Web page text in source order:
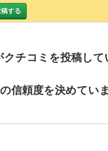
する
チコミを投稿して
信頼度を決めていま